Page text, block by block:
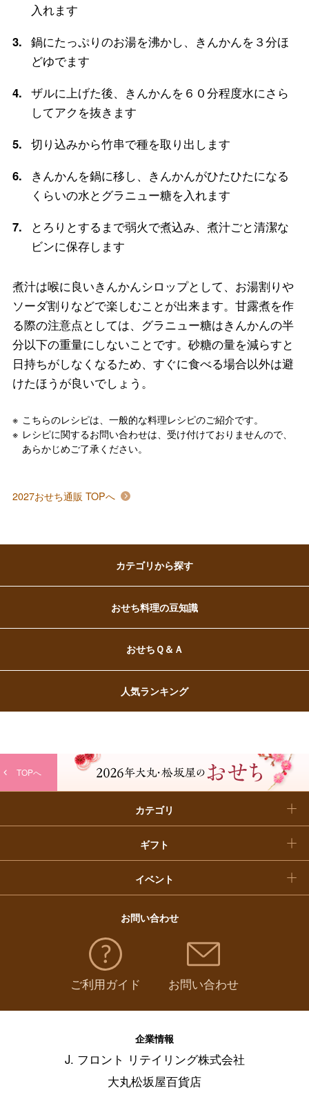
入れます
3. 鍋にたっぷりのお湯を沸かし、きんかんを３分ほ
どゆでます
4. ザルに上げた後、きんかんを６０分程度水にさら
してアクを抜きます
5. 切り込みから竹串で種を取り出します
6.
きんかんを鍋に移し、きんかんがひたひたになる
くらいの水とグラニュー糖を入れます
7.
とろりとするまで弱火で煮込み、煮汁ごと清潔な
ビンに保存します
煮汁は喉に良いきんかんシロップとして、お湯割りや
ソーダ割りなどで楽しむことが出来ます。甘露煮を作
る際の注意点としては、グラニュー糖はきんかんの半
分以下の重量にしないことです。砂糖の量を減らすと
日持ちがしなくなるため、すぐに食べる場合以外は避
けたほうが良いでしょう。
こちらのレシピは、一般的な料理レシピのご紹介です。
レシピに関するお問い合わせは、受け付けておりませんので、
あらかじめご了承ください。
2027おせち通販 TOPへ
カテゴリから探す
おせち料理の豆知識
おせちＱ＆Ａ
人気ランキング
TOPへ
カテゴリ
ビューティー
ホーム＆インテリア
ギフト
大丸・松坂屋のギフト
結婚内祝い
快気祝い
イベント
バレンタインチョコレート
母の日
父の日
敬老の日
お歳暮
クリスマスケーキ
福袋
お問い合わせ
ご利用ガイド お問い合わせ
企業情報
J. フロント リテイリング株式会社
大丸松坂屋百貨店